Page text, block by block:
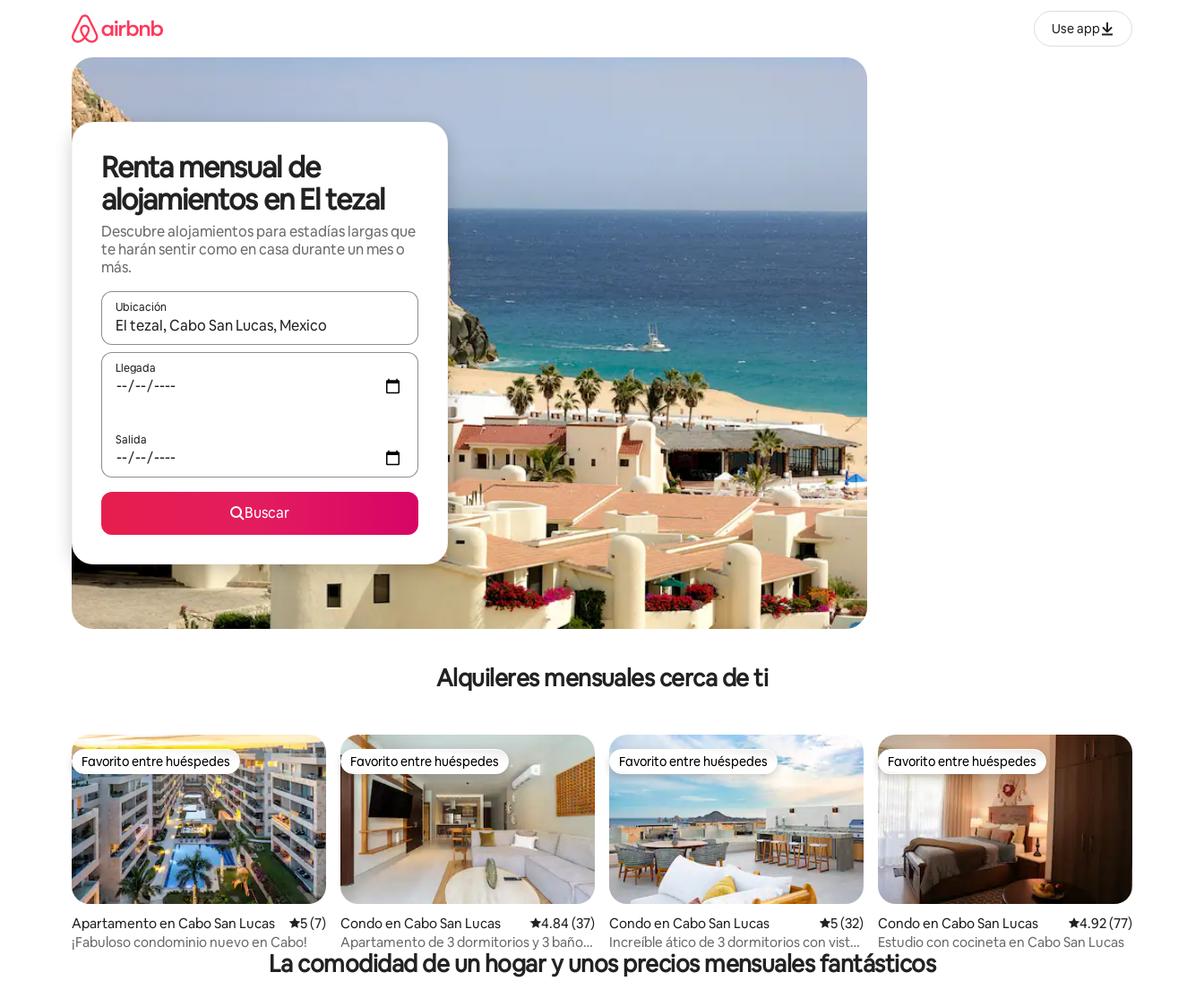
Use app
Renta mensual de
alojamientos en El tezal
Descubre alojamientos para estadías largas que
te harán sentir como en casa durante un mes o
más.
Ubicación
Cuando los resultados estén disponibles, navega con las teclas de flecha hacia arriba y hacia abajo o explora con el tacto o desliza el dedo.
Llegada
Salida
Buscar
Alquileres mensuales cerca de ti
Favorito entre huéspedes
Favorito entre huéspedes
Apartamento en Cabo San Lucas Calificación promedio: 5 de 5, 7 reseñas
5 (7)
¡Fabuloso condominio nuevo en Cabo!
Favorito entre huéspedes
Favorito entre huéspedes
Condo en Cabo San Lucas Calificación promedio: 4.84 de 5, 37 reseñas
4.84 (37)
Apartamento de 3 dormitorios y 3 baños
VistaVela 3. Acceso directo a la piscina.
Favorito entre huéspedes
Favorito entre huéspedes
Condo en Cabo San Lucas Calificación promedio: 5 de 5, 32 reseñas
5 (32)
Increíble ático de 3 dormitorios con vistas
al mar y azotea
Favorito entre huéspedes
Favorito entre huéspedes
Condo en Cabo San Lucas Calificación
4.92 (77)
Estudio con cocineta en Cabo San Lucas
La comodidad de un hogar y unos precios mensuales fantásticos